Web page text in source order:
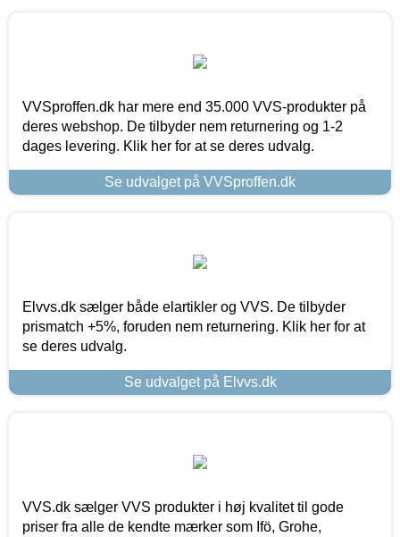
VVSproffen.dk har mere end 35.000 VVS-produkter på
deres webshop. De tilbyder nem returnering og 1-2
dages levering. Klik her for at se deres udvalg.
Se udvalget på VVSproffen.dk
Elvvs.dk sælger både elartikler og VVS. De tilbyder
prismatch +5%, foruden nem returnering. Klik her for at
se deres udvalg.
Se udvalget på Elvvs.dk
VVS.dk sælger VVS produkter i høj kvalitet til gode
priser fra alle de kendte mærker som Ifö, Grohe,